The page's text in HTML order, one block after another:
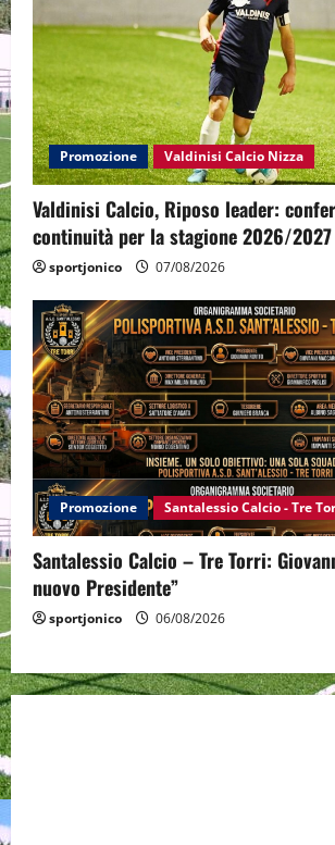
Promozione Valdinisi Calcio Nizza
Valdinisi Calcio, Riposo leader:
continuità per la stagione 2026/2027
sportjonico 07/08/2026
Promozione Santalessio Calcio - Tre
Santalessio Calcio – Tre Torri:
nuovo Presidente”
sportjonico 06/08/2026